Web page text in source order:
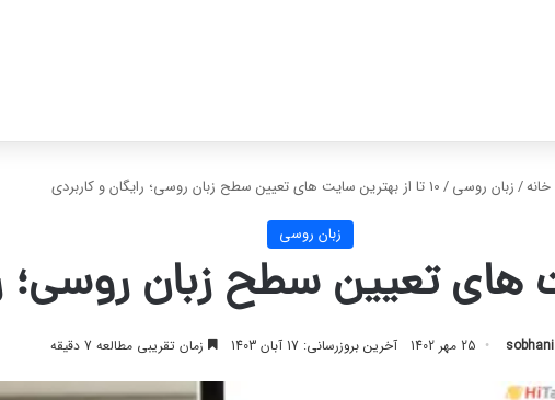
خانه/زبان روسی/10 تا از بهترین سایت های تعیین سطح زبان روسی؛ رایگان و کاربردی
زبان روسی
sobhani 25 مهر 1402 آخرین بروزرسانی: 17 آبان 1403 زمان تقریبی مطالعه 7 دقیقه